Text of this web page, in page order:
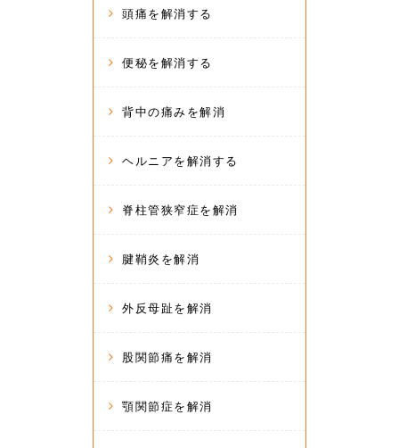
頭痛を解消する
便秘を解消する
背中の痛みを解消
ヘルニアを解消する
脊柱管狭窄症を解消
腱鞘炎を解消
外反母趾を解消
股関節痛を解消
顎関節症を解消